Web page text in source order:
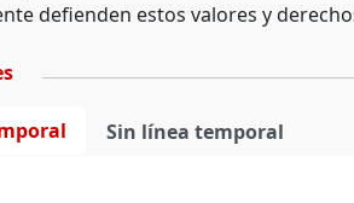
defienden estos valores y
Sin línea temporal